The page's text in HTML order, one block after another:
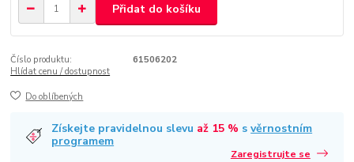
Přidat do košíku
Číslo produktu:
61506202
Hlídat cenu / dostupnost
Do oblíbených
Získejte pravidelnou slevu až 15 % svěrnostním
programem
Zaregistrujte se